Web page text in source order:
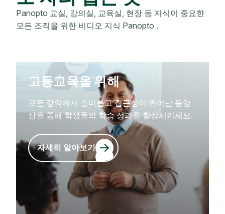
Panopto 교실, 강의실, 교육실, 현장 등 지식이 중요한
모든 조직을 위한 비디오 지식 Panopto .
고등교육을 위해
모든 강의에서 흥미롭고 접근성이 뛰어난 동영
상을 통해 학생들의 학습 성과를 향상시키세요.
자세히 알아보기